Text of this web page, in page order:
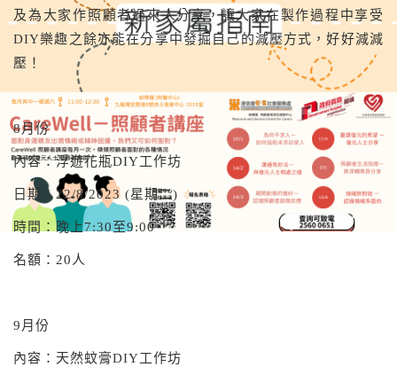
及為大家作照顧者過來人分享，讓大家在製作過程中享受
DIY樂趣之餘亦能在分享中發掘自己的減壓方式，好好減減
壓！
8月份
內容：浮遊花瓶DIY工作坊
日期：22/8/2023 (星期二)
時間：晚上7:30至9:00
名額：20人
9月份
內容：天然蚊膏DIY工作坊